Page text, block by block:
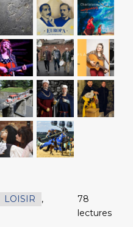
LOISIR
,
78
lectures